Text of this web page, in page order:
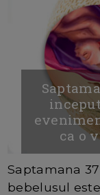
ca o
Saptamana
bebelusul